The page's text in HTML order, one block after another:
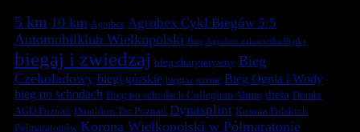
5 km 10 km Agrobex Agrobex Cykl Biegów 5/5
Automobilklub Wielkopolski Bieg Agrobex zalasewska Piątka
biegaj i zwiedzaj bieg charytatywny Bieg
Czekoladowy biegi górskie biegi w terenie Bieg Ognia i Wody
bieg po schodach Bieg po schodach Collegium Altum dieta Domix
AGD Poznań Duathlon Tor Poznań Dynasplint Korona Polskich
Półmaratonów Korona Wielkopolski w Półmaratonie